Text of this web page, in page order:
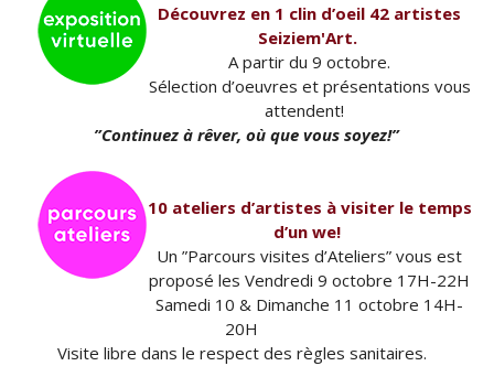
Découvrez en 1 clin d’oeil 42 artistes
Seiziem'Art.
A partir du 9 octobre.
Sélection d’oeuvres et présentations vous
attendent!
”Continuez à rêver, où que vous soyez!”
10 ateliers d’artistes à visiter le temps
d’un we!
Un ”Parcours visites d’Ateliers” vous est
proposé les Vendredi 9 octobre 17H-22H
Samedi 10 & Dimanche 11 octobre 14H-
20H
Visite libre dans le respect des règles sanitaires.